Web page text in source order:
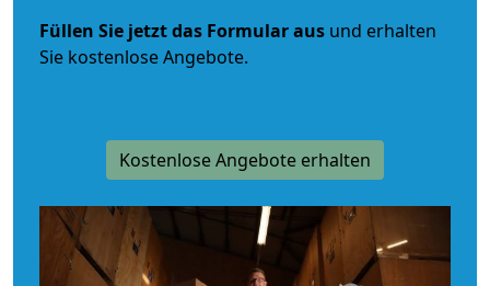
Füllen Sie jetzt das Formular aus und erhalten
Sie kostenlose Angebote.
Kostenlose Angebote erhalten